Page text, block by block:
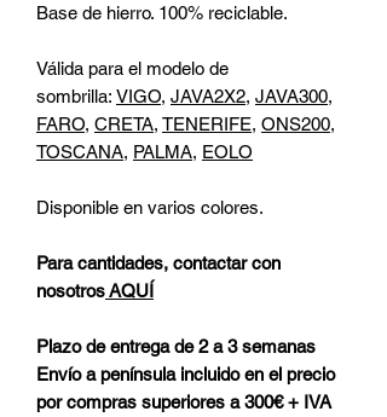
Base de hierro. 100% reciclable.
Válida para el modelo de
sombrilla: VIGO, JAVA2X2, JAVA300,
FARO, CRETA, TENERIFE, ONS200,
TOSCANA, PALMA, EOLO
Disponible en varios colores.
Para cantidades, contactar con
nosotrosAQUÍ
Plazo de entrega de 2 a 3 semanas
Envío a península incluido en el precio
por compras superiores a 300€ + IVA